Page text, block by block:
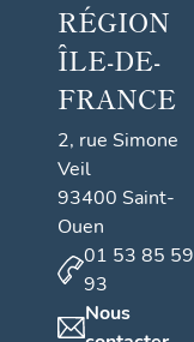
RÉGION
ÎLE-DE-
FRANCE
2, rue Simone
Veil
93400 Saint-
Ouen
01 53 85 59
93
Nous